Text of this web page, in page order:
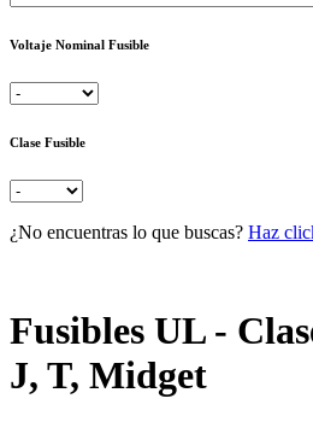
Voltaje Nominal Fusible
Clase Fusible
¿No encuentras lo que buscas? Haz
Fusibles UL -
J, T, Midget